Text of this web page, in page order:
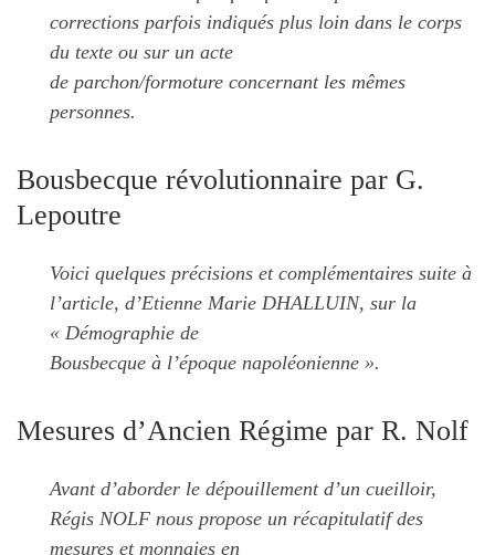
corrections parfois indiqués plus loin dans le corps
du texte ou sur un acte
de parchon/formoture concernant les mêmes
personnes.
Bousbecque révolutionnaire par G.
Lepoutre
Voici quelques précisions et complémentaires suite à
l’article, d’Etienne Marie DHALLUIN, sur la
« Démographie de
Bousbecque à l’époque napoléonienne ».
Mesures d’Ancien Régime par R. Nolf
Avant d’aborder le dépouillement d’un cueilloir,
Régis NOLF nous propose un récapitulatif des
mesures et monnaies en